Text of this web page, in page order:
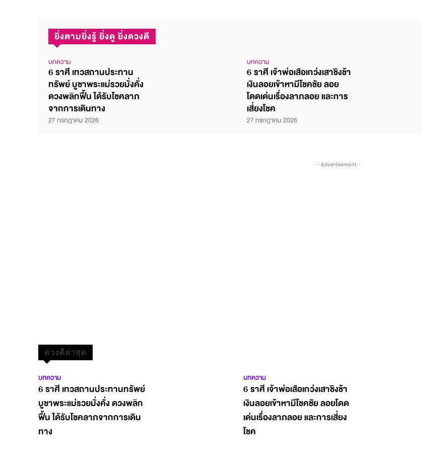
ยิ่งตามยิ่งรู้ ยิ่งดู ยิ่งดวงดี
บทความ
6 ราศี เทวสถานประทาน
ทรัพย์ บูชาพระแม่รวยมั่งคั่ง
ดวงพลิกฟื้น ได้รับโชคลาภ
จากการเดินทาง
27 กรกฎาคม 2026
บทความ
6 ราศี เจ้าพ่อเสือเกว่งเสาชิงช้า
เงินลอยเข้าหามีโชคชัย ลอย
โดดเด่นเรื่องลาภลอย และการ
เสี่ยงโชค
27 กรกฎาคม 2026
- Advertisement -
ดวงดีล่าสุด
บทความ
6 ราศี เทวสถานประทานทรัพย์
บูชาพระแม่รวยมั่งคั่ง ดวงพลิก
ฟื้น ได้รับโชคลาภจากการเดิน
ทาง
บทความ
6 ราศี เจ้าพ่อเสือเกว่งเสาชิงช้า
เงินลอยเข้าหามีโชคชัย ลอยโดด
เด่นเรื่องลาภลอย และการเสี่ยง
โชค